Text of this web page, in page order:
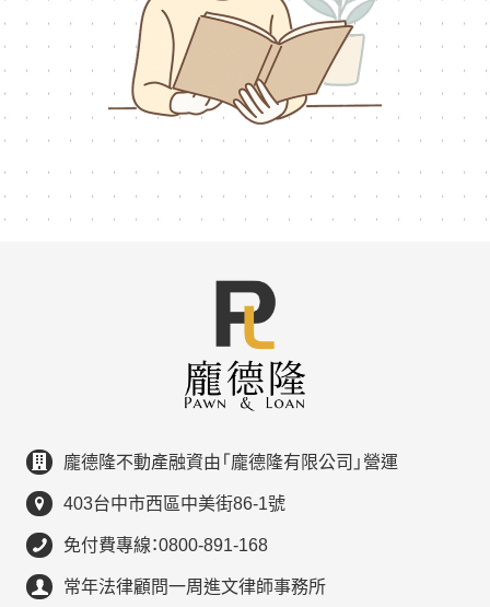
龐德隆不動產融資由「龐德隆有限公司」營運
403台中市西區中美街86-1號
免付費專線：0800-891-168
常年法律顧問一周進文律師事務所